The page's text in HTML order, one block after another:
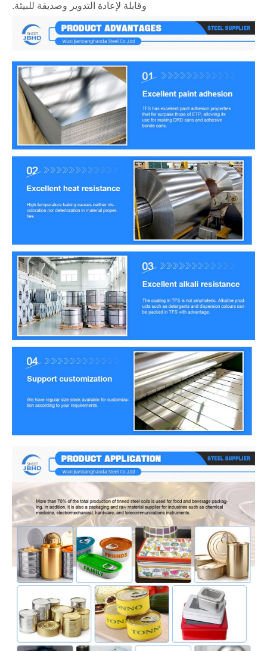
وقابلة لإعادة التدوير وصديقة للبيئة.